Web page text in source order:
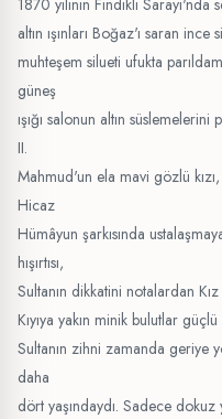
1870 yılının Fındıklı
altın ışınları Boğaz'ı saran
muhteşem silueti ufukta
güneş
ışığı salonun altın
II.
Mahmud'un ela mavi gözlü
Hicaz
Hümâyun şarkısında
hışırtısı,
Sultanın dikkatini notalardan
Kıyıya yakın minik bulutlar
Sultanın zihni zamanda geriye
daha
dört yaşındaydı. Sadece